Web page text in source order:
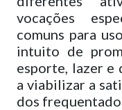
vocações
comuns para
intuito de
esporte, lazer e
a viabilizar a
dos